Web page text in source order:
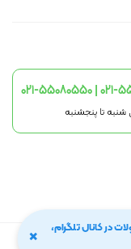
021-55080550 | 021-
تا پنجشنبه
×
در کانال تلگرام،